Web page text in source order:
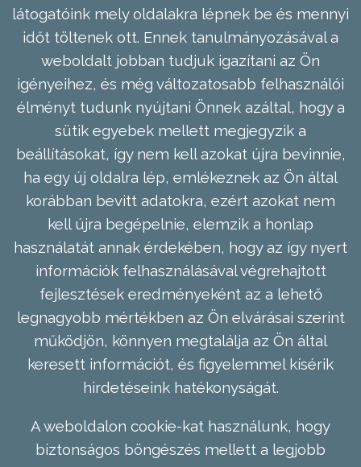
látogatóink mely oldalakra lépnek be és mennyi
időt töltenek ott. Ennek tanulmányozásával a
weboldalt jobban tudjuk igazítani az Ön
igényeihez, és még változatosabb felhasználói
élményt tudunk nyújtani Önnek azáltal, hogy a
sütik egyebek mellett megjegyzik a
beállításokat, így nem kell azokat újra bevinnie,
ha egy új oldalra lép, emlékeznek az Ön által
korábban bevitt adatokra, ezért azokat nem
kell újra begépelnie, elemzik a honlap
használatát annak érdekében, hogy az így nyert
információk felhasználásával végrehajtott
fejlesztések eredményeként az a lehető
legnagyobb mértékben az Ön elvárásai szerint
működjön, könnyen megtalálja az Ön által
keresett információt, és figyelemmel kísérik
hirdetéseink hatékonyságát.
A weboldalon cookie-kat használunk, hogy
biztonságos böngészés mellett a legjobb